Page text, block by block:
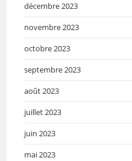
décembre 2023
novembre 2023
octobre 2023
septembre 2023
août 2023
juillet 2023
juin 2023
mai 2023